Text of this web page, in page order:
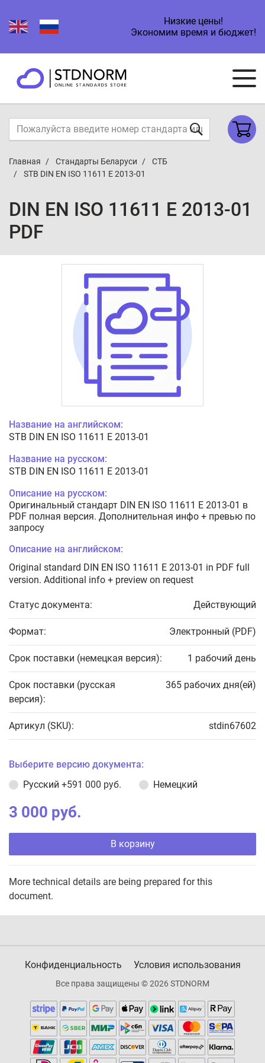
Низкие цены!
Экономим время и бюджет!
Главная Стандарты Беларуси
СТБ
STB DIN EN ISO 11611 E 2013-01
DIN EN ISO 11611 E 2013-01
PDF
Название на английском:
STB DIN EN ISO 11611 E 2013-01
Название на русском:
STB DIN EN ISO 11611 E 2013-01
Описание на русском:
Оригинальный стандарт DIN EN ISO 11611 E 2013-01 в
PDF полная версия. Дополнительная инфо + превью по
запросу
Описание на английском:
Original standard DIN EN ISO 11611 E 2013-01 in PDF full
version. Additional info + preview on request
Статус документа: Действующий
Формат: Электронный (PDF)
Срок поставки (немецкая версия): 1 рабочий день
Срок поставки (русская
версия):
365 рабочих дня(ей)
Артикул (SKU): stdin67602
Выберите версию документа:
Русский +591 000 руб. Немецкий
3 000 руб.
В корзину
More technical details are being prepared for this
document.
Конфиденциальность Условия использования
Все права защищены © 2026 STDNORM